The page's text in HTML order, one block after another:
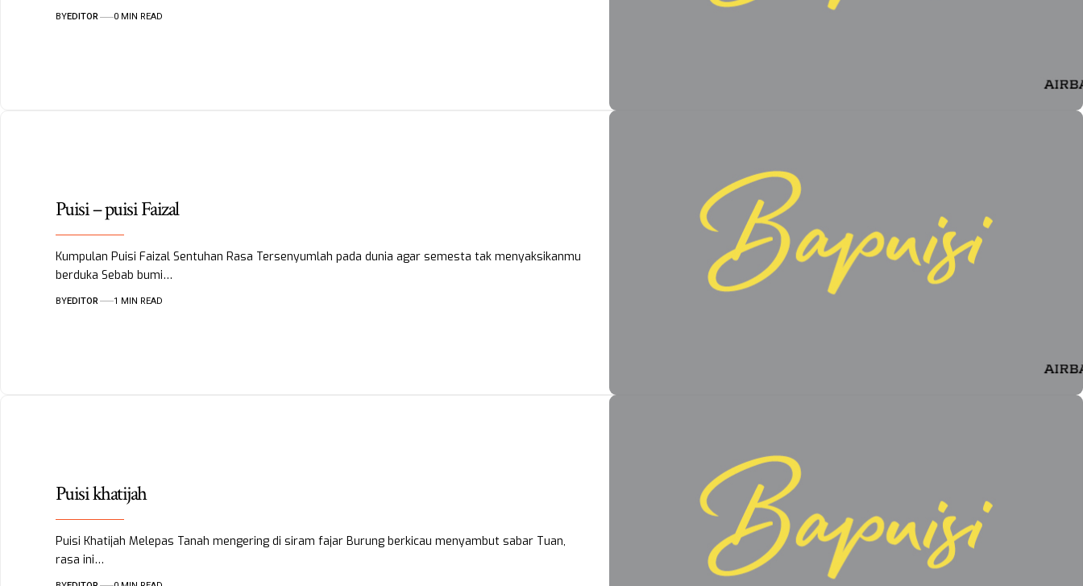
BYEDITOR 0 MIN READ
Puisi – puisi Faizal
Kumpulan Puisi Faizal Sentuhan Rasa Tersenyumlah pada dunia agar semesta tak menyaksikanmu
berduka Sebab bumi…
BYEDITOR 1 MIN READ
Puisi khatijah
Puisi Khatijah Melepas Tanah mengering di siram fajar Burung berkicau menyambut sabar Tuan,
rasa ini…